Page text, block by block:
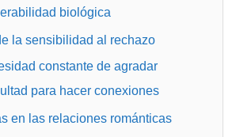
biológica
la sensibilidad al rechazo
constante de agradar
para hacer conexiones
en las relaciones románticas